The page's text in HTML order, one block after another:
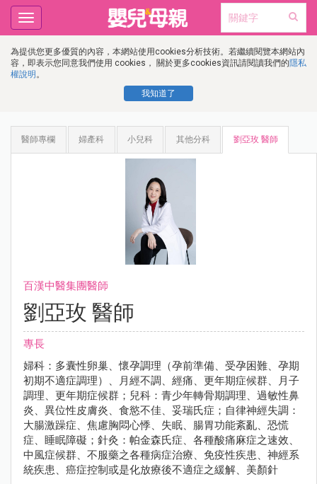
為提供您更多優質的內容，本網站使用cookies分析技術。若繼續閱覽本網站內
容，即表示您同意我們使用 cookies， 關於更多cookies資訊請閱讀我們的隱私
權說明 。
我知道了
Toggle
navigation
醫師專欄 婦產科 小兒科 其他分科 劉亞玫 醫師
百漢中醫集團醫師
劉亞玫 醫師
專長
婦科：多囊性卵巢、懷孕調理（孕前準備、受孕困難、孕期
初期不適症調理）、月經不調、經痛、更年期症候群、月子
調理、更年期症候群；兒科：青少年轉骨期調理、過敏性鼻
炎、異位性皮膚炎、食慾不佳、妥瑞氏症；自律神經失調：
大腸激躁症、焦慮胸悶心悸、失眠、腸胃功能紊亂、恐慌
症、睡眠障礙；針灸：帕金森氏症、各種酸痛麻症之速效、
中風症候群、不服藥之各種病症治療、免疫性疾患、神經系
統疾患、癌症控制或是化放療後不適症之緩解、美顏針